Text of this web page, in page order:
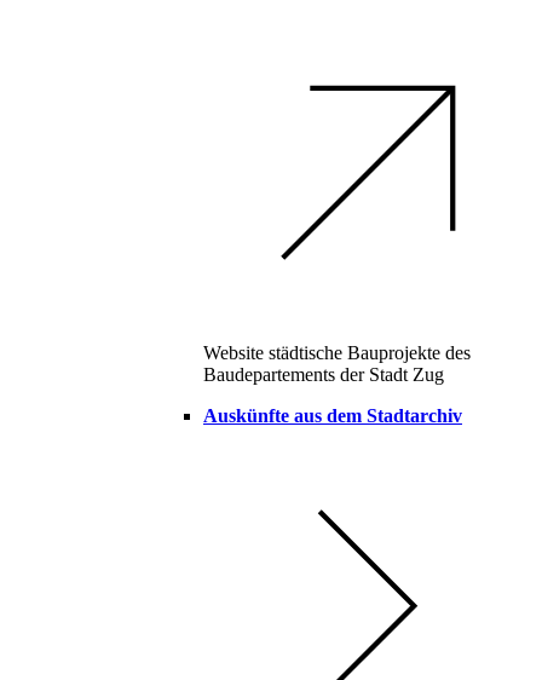
Website städtische Bauprojekte des
Baudepartements der Stadt Zug
Auskünfte aus dem Stadtarchiv